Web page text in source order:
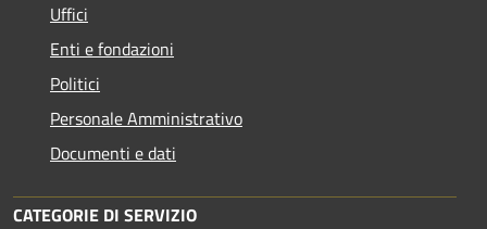
Uffici
Enti e fondazioni
Politici
Personale Amministrativo
Documenti e dati
CATEGORIE DI SERVIZIO